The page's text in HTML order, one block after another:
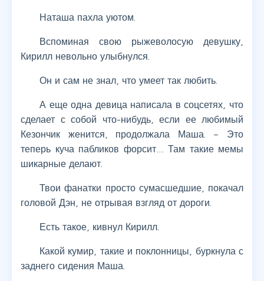
Наташа пахла уютом.
Вспоминая свою рыжеволосую девушку,
Кирилл невольно улыбнулся.
Он и сам не знал, что умеет так любить.
А еще одна девица написала в соцсетях, что
сделает с собой что-нибудь, если ее любимый
Кезончик женится, продолжала Маша. – Это
теперь куча пабликов форсит… Там такие мемы
шикарные делают.
Твои фанатки просто сумасшедшие, покачал
головой Дэн, не отрывая взгляд от дороги.
Есть такое, кивнул Кирилл.
Какой кумир, такие и поклонницы, буркнула с
заднего сидения Маша.